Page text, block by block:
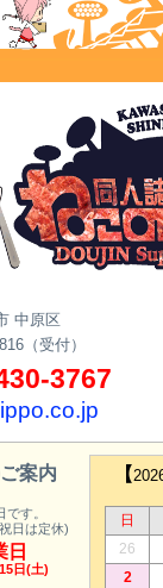
トップへ戻る
中原区
（受付）
3767
案内
す。
日は定休)
日
日(土)
【
日
26
2